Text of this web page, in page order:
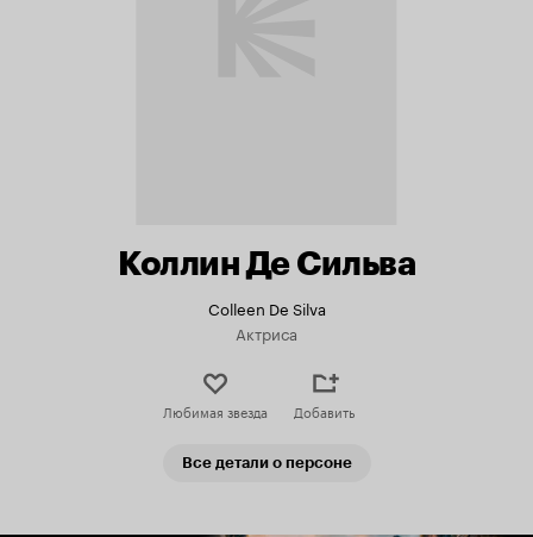
Коллин Де Сильва
Colleen De Silva
Актриса
Любимая звезда Добавить
Все детали о персоне